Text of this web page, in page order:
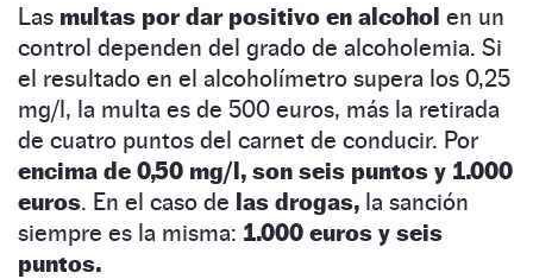
Las multas por dar positivo en alcohol en un
control dependen del grado de alcoholemia. Si
el resultado en el alcoholímetro supera los 0,25
mg/l, la multa es de 500 euros, más la retirada
de cuatro puntos del carnet de conducir. Por
encima de 0,50 mg/l, son seis puntos y 1.000
euros. En el caso de las drogas, la sanción
siempre es la misma: 1.000 euros y seis
puntos.